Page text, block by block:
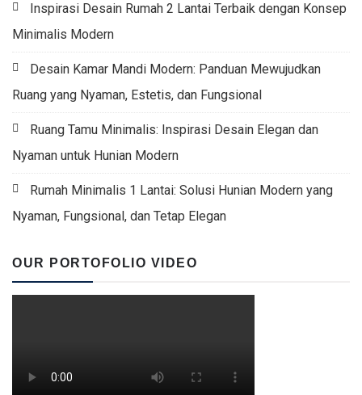
Inspirasi Desain Rumah 2 Lantai Terbaik dengan Konsep
Minimalis Modern
Desain Kamar Mandi Modern: Panduan Mewujudkan
Ruang yang Nyaman, Estetis, dan Fungsional
Ruang Tamu Minimalis: Inspirasi Desain Elegan dan
Nyaman untuk Hunian Modern
Rumah Minimalis 1 Lantai: Solusi Hunian Modern yang
Nyaman, Fungsional, dan Tetap Elegan
OUR PORTOFOLIO VIDEO